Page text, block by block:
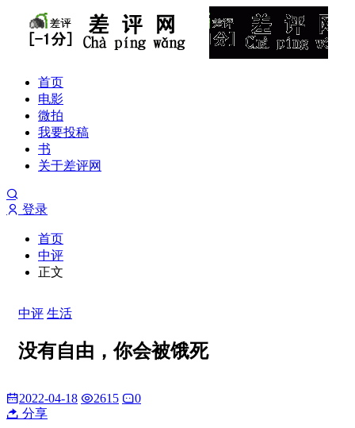
首页
电影
微拍
我要投稿
书
关于差评网
登录
首页
中评
正文
中评 生活
没有自由，你会被饿死
2022-04-18 2615
0
分享